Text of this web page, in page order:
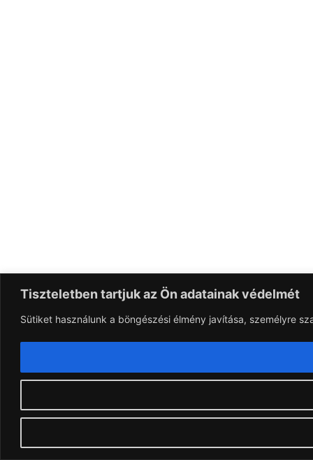
Tiszteletben tartjuk az Ön adatainak védelmét
Sütiket használunk a böngészési élmény javítása, személyre